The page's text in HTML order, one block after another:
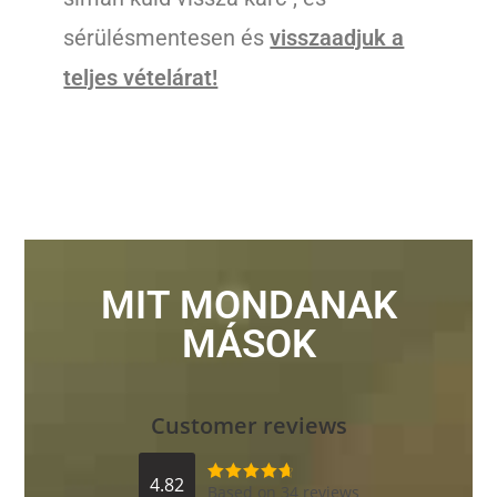
sérülésmentesen ésvisszaadjuk a
teljes vételárat!
MIT MONDANAK
MÁSOK
Customer reviews
4.82 Based on 34 reviews